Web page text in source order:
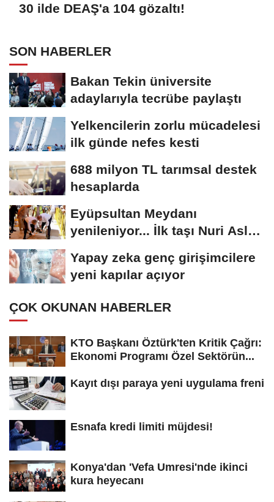
30 ilde DEAŞ'a 104 gözaltı!
SON HABERLER
Bakan Tekin üniversite
adaylarıyla tecrübe paylaştı
Yelkencilerin zorlu mücadelesi
ilk günde nefes kesti
688 milyon TL tarımsal destek
hesaplarda
Eyüpsultan Meydanı
yenileniyor... İlk taşı Nuri Aslan
Yapay zeka genç girişimcilere
yeni kapılar açıyor
ÇOK OKUNAN HABERLER
KTO Başkanı Öztürk'ten Kritik Çağrı:
Ekonomi Programı Özel Sektörün...
Kayıt dışı paraya yeni uygulama freni
Esnafa kredi limiti müjdesi!
Konya'dan 'Vefa Umresi'nde ikinci
kura heyecanı